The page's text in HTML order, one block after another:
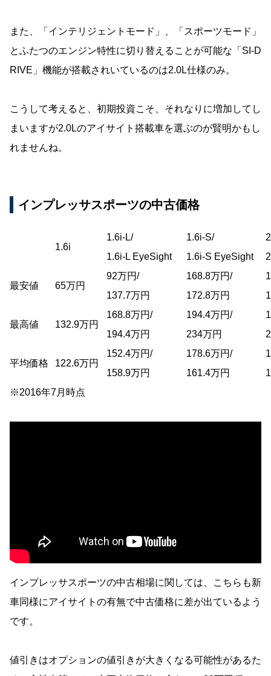
また、「インテリジェントモード」、「スポーツモード」
とふたつのエンジン特性に切り替えることが可能な「SI-D
RIVE」機能が搭載されいているのは2.0L仕様のみ。
こうして考えると、初期投資こそ、それなりに増加してし
まいますが2.0Lのアイサイト搭載車を選ぶのが賢明かもし
れませんね。
インプレッサスポーツの中古価格
1.6i
1.6i-L/
1.6i-L EyeSight
1.6i-S/
1.6i-S EyeSight
最安値 65万円
92万円/
137.7万円
168.8万円/
172.8万円
最高値 132.9万円
168.8万円/
194.4万円
194.4万円/
234万円
平均価格 122.6万円
152.4万円/
158.9万円
178.6万円/
161.4万円
※2016年7月時点
インプレッサスポーツの中古相場に関しては、こちらも新
車同様にアイサイトの有無で中古価格に差が出ているよう
です。
値引きはオプションの値引きが大きくなる可能性があるた